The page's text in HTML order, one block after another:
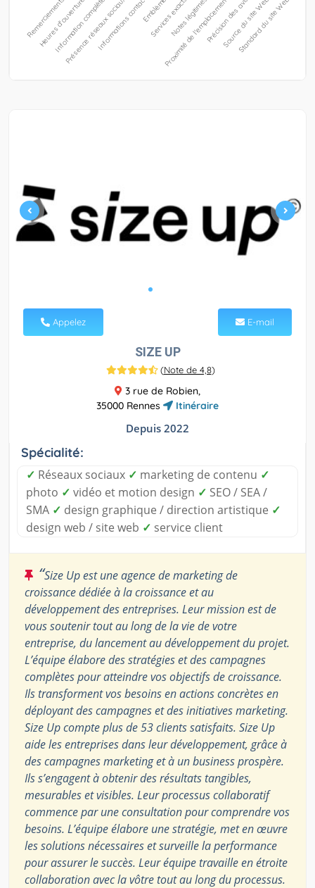
Appelez E-mail
SIZE UP
(Note de 4,8)
3 rue de Robien,
35000 Rennes
Itinéraire
Depuis 2022
Spécialité:
✓ Réseaux sociaux ✓ marketing de contenu ✓
photo ✓ vidéo et motion design ✓ SEO / SEA /
SMA ✓ design graphique / direction artistique ✓
design web / site web ✓ service client
“Size Up est une agence de marketing de
croissance dédiée à la croissance et au
développement des entreprises. Leur mission est de
vous soutenir tout au long de la vie de votre
entreprise, du lancement au développement du projet.
L’équipe élabore des stratégies et des campagnes
complètes pour atteindre vos objectifs de croissance.
Ils transforment vos besoins en actions concrètes en
déployant des campagnes et des initiatives marketing.
Size Up compte plus de 53 clients satisfaits. Size Up
aide les entreprises dans leur développement, grâce à
des campagnes marketing et à un business prospère.
Ils s’engagent à obtenir des résultats tangibles,
mesurables et visibles. Leur processus collaboratif
commence par une consultation pour comprendre vos
besoins. L’équipe élabore une stratégie, met en œuvre
les solutions nécessaires et surveille la performance
pour assurer le succès. Leur équipe travaille en étroite
collaboration avec la vôtre tout au long du processus.